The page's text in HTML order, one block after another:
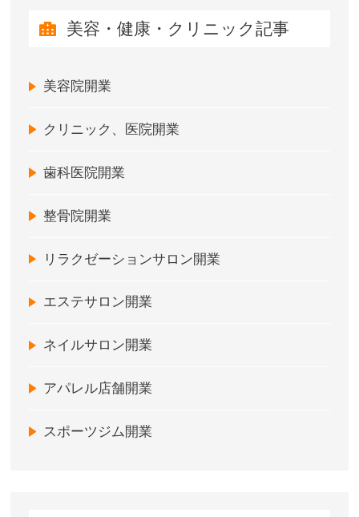
美容・健康・クリニック記事
美容院開業
クリニック、医院開業
歯科医院開業
整骨院開業
リラクゼーションサロン開業
エステサロン開業
ネイルサロン開業
アパレル店舗開業
スポーツジム開業